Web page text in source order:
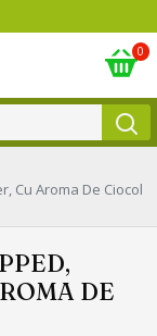
0
Cu Aroma De Ciocol
DE